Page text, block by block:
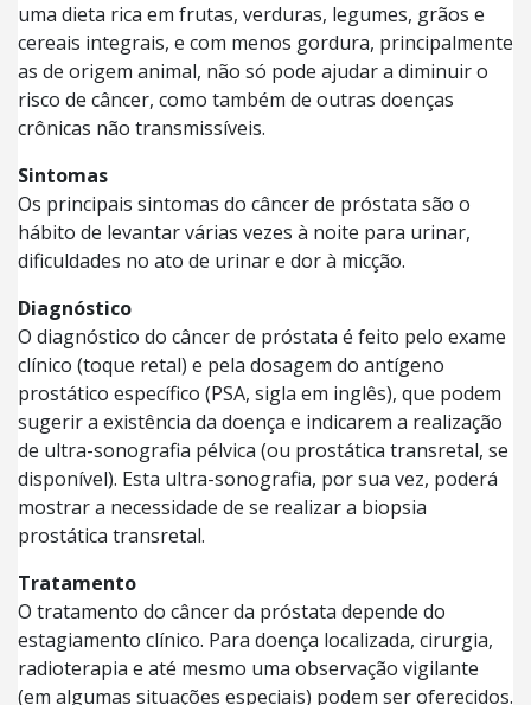
uma dieta rica em frutas, verduras, legumes, grãos e
cereais integrais, e com menos gordura, principalmente
as de origem animal, não só pode ajudar a diminuir o
risco de câncer, como também de outras doenças
crônicas não transmissíveis.
Sintomas
Os principais sintomas do câncer de próstata são o
hábito de levantar várias vezes à noite para urinar,
dificuldades no ato de urinar e dor à micção.
Diagnóstico
O diagnóstico do câncer de próstata é feito pelo exame
clínico (toque retal) e pela dosagem do antígeno
prostático específico (PSA, sigla em inglês), que podem
sugerir a existência da doença e indicarem a realização
de ultra-sonografia pélvica (ou prostática transretal, se
disponível). Esta ultra-sonografia, por sua vez, poderá
mostrar a necessidade de se realizar a biopsia
prostática transretal.
Tratamento
O tratamento do câncer da próstata depende do
estagiamento clínico. Para doença localizada, cirurgia,
radioterapia e até mesmo uma observação vigilante
(em algumas situações especiais) podem ser oferecidos.